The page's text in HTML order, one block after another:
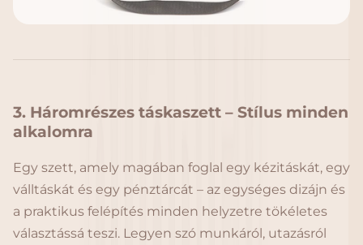
3. Háromrészes táskaszett – Stílus minden
alkalomra
Egy szett, amely magában foglal egy kézitáskát, egy
válltáskát és egy pénztárcát – az egységes dizájn és
a praktikus felépítés minden helyzetre tökéletes
választássá teszi. Legyen szó munkáról, utazásról